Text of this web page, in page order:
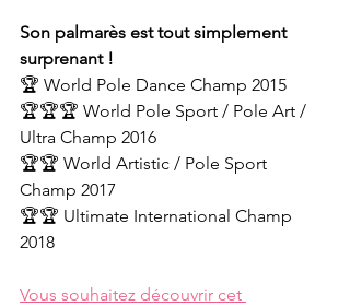
Son palmarès est tout simplement
surprenant !
🏆 World Pole Dance Champ 2015
🏆🏆🏆 World Pole Sport / Pole Art /
Ultra Champ 2016
🏆🏆 World Artistic / Pole Sport
Champ 2017
🏆🏆 Ultimate International Champ
2018
Vous souhaitez découvrir cet